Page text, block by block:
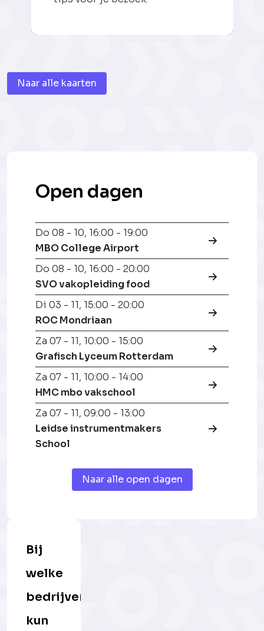
Naar alle kaarten
Open dagen
Do 08 - 10, 16:00 - 19:00
MBO College Airport
Do 08 - 10, 16:00 - 20:00
SVO vakopleiding food
Di 03 - 11, 15:00 - 20:00
ROC Mondriaan
Za 07 - 11, 10:00 - 15:00
Grafisch Lyceum Rotterdam
Za 07 - 11, 10:00 - 14:00
HMC mbo vakschool
Za 07 - 11, 09:00 - 13:00
Leidse instrumentmakers
School
Naar alle open dagen
Bij
welke
bedrijven
kun